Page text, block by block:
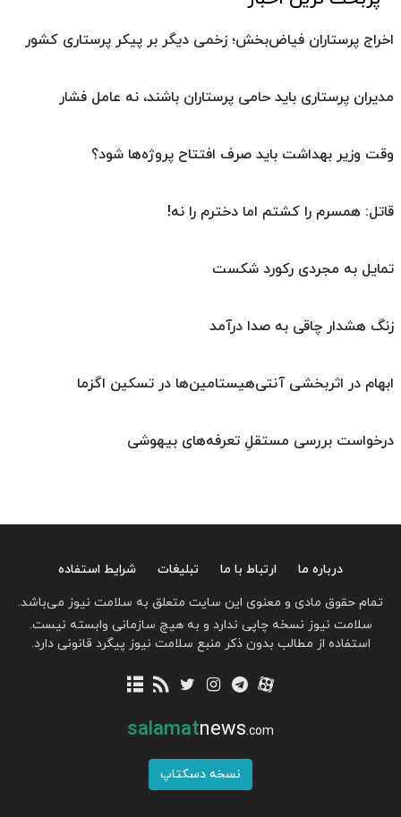
اخراج پرستاران فیاض‌بخش؛ زخمی دیگر بر پیکر پرستاری کشور
مدیران پرستاری باید حامی پرستاران باشند، نه عامل فشار
وقت وزیر بهداشت باید صرف افتتاح پروژه‌ها شود؟
قاتل: همسرم را کشتم اما دخترم را نه!
تمایل به مجردی رکورد شکست
زنگ هشدار چاقی به صدا درآمد
ابهام در اثربخشی آنتی‌هیستامین‌ها در تسکین اگزما
درخواست بررسی مستقلِ تعرفه‌های بیهوشی
درباره ما ارتباط با ما تبلیغات
شرایط استفاده
تمام حقوق مادی و معنوی این سایت متعلق به سلامت نیوز می‌باشد.
سلامت نیوز نسخه چاپی ندارد و به هیچ سازمانی وابسته نیست.
استفاده از مطالب بدون ذکر منبع سلامت نیوز پیگرد قانونی دارد.
salamatnews.com
نسخه دسکتاپ